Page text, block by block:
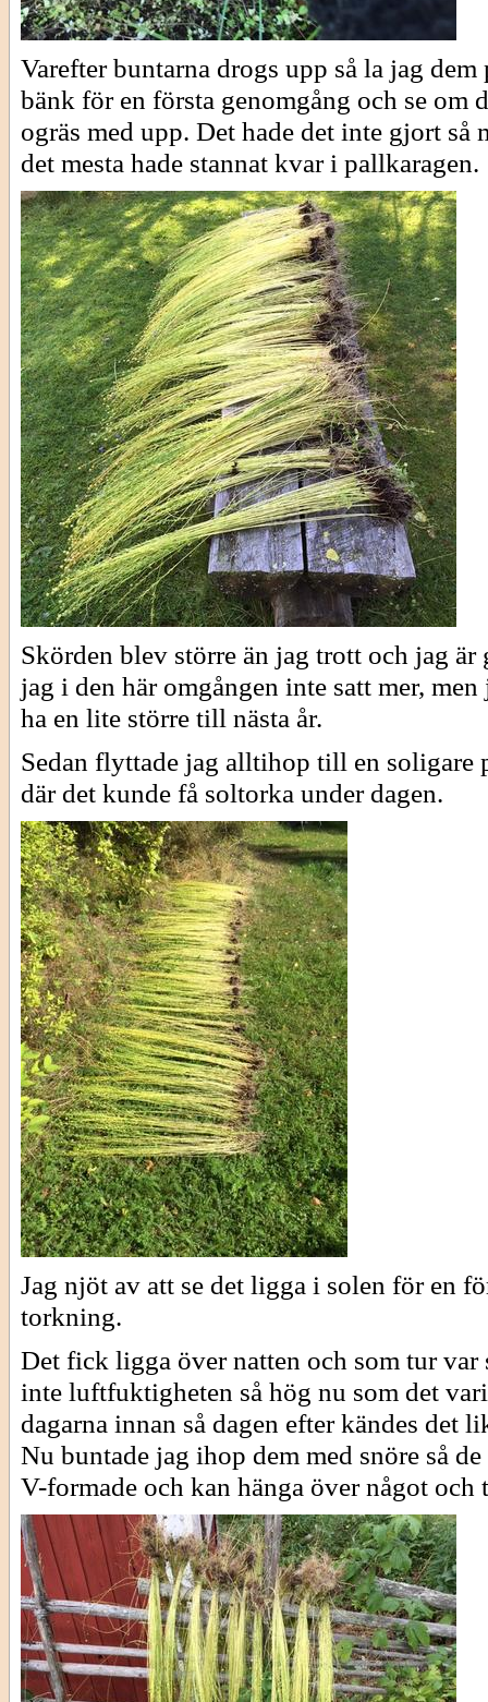
Varefter buntarna drogs upp så la jag dem
bänk för en första genomgång och se om
ogräs med upp. Det hade det inte gjort så
det mesta hade stannat kvar i pallkaragen.
Skörden blev större än jag trott och jag är
jag i den här omgången inte satt mer,
ha en lite större till nästa år.
Sedan flyttade jag alltihop till en soligare
där det kunde få soltorka under dagen.
Jag njöt av att se det ligga i solen för en
torkning.
Det fick ligga över natten och som tur var
inte luftfuktigheten så hög nu som det
dagarna innan så dagen efter kändes det
Nu buntade jag ihop dem med snöre så
V-formade och kan hänga över något och